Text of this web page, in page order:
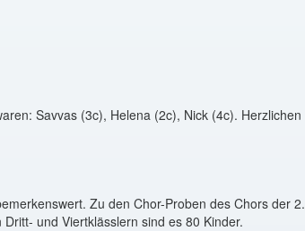
Savvas (3c), Helena (2c), Nick (4c). Herzlichen
Zu den Chor-Proben des Chors der 2.
und Viertklässlern sind es 80 Kinder.